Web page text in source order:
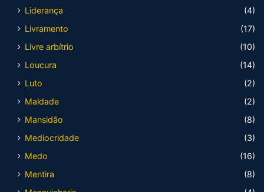
Liderança
(4)
Livramento
(17)
Livre arbítrio
(10)
Loucura
(14)
Luto
(2)
Maldade
(2)
Mansidão
(8)
Mediocridade
(3)
Medo
(16)
Mentira
(8)